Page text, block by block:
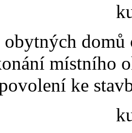
domů
místního
ke